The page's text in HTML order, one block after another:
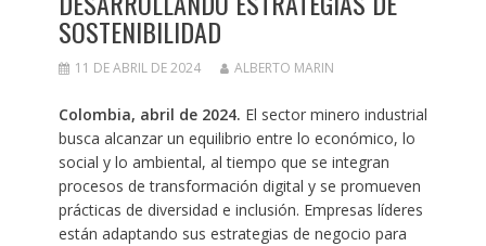
SOSTENIBILIDAD
11 DE ABRIL DE 2024 ALBERTO MARIN
Colombia, abril de 2024. El sector minero industrial
busca alcanzar un equilibrio entre lo económico, lo
social y lo ambiental, al tiempo que se integran
procesos de transformación digital y se promueven
prácticas de diversidad e inclusión. Empresas líderes
están adaptando sus estrategias de negocio para